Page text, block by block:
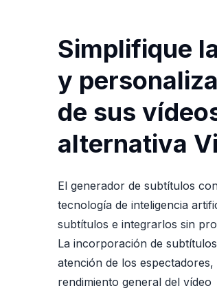
Simplifique
y
de sus
alternativa
El generador de subtítulos
tecnología de inteligencia
subtítulos e integrarlos sin
La incorporación de
atención de los
rendimiento general del vídeo